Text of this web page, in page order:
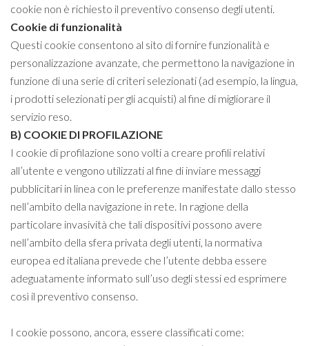
cookie non è richiesto il preventivo consenso degli utenti.
Cookie di funzionalità
Questi cookie consentono al sito di fornire funzionalità e
personalizzazione avanzate, che permettono la navigazione in
funzione di una serie di criteri selezionati (ad esempio, la lingua,
i prodotti selezionati per gli acquisti) al fine di migliorare il
servizio reso.
B) COOKIE DI PROFILAZIONE
I cookie di profilazione sono volti a creare profili relativi
all’utente e vengono utilizzati al fine di inviare messaggi
pubblicitari in linea con le preferenze manifestate dallo stesso
nell’ambito della navigazione in rete. In ragione della
particolare invasività che tali dispositivi possono avere
nell’ambito della sfera privata degli utenti, la normativa
europea ed italiana prevede che l’utente debba essere
adeguatamente informato sull’uso degli stessi ed esprimere
così il preventivo consenso.
I cookie possono, ancora, essere classificati come: